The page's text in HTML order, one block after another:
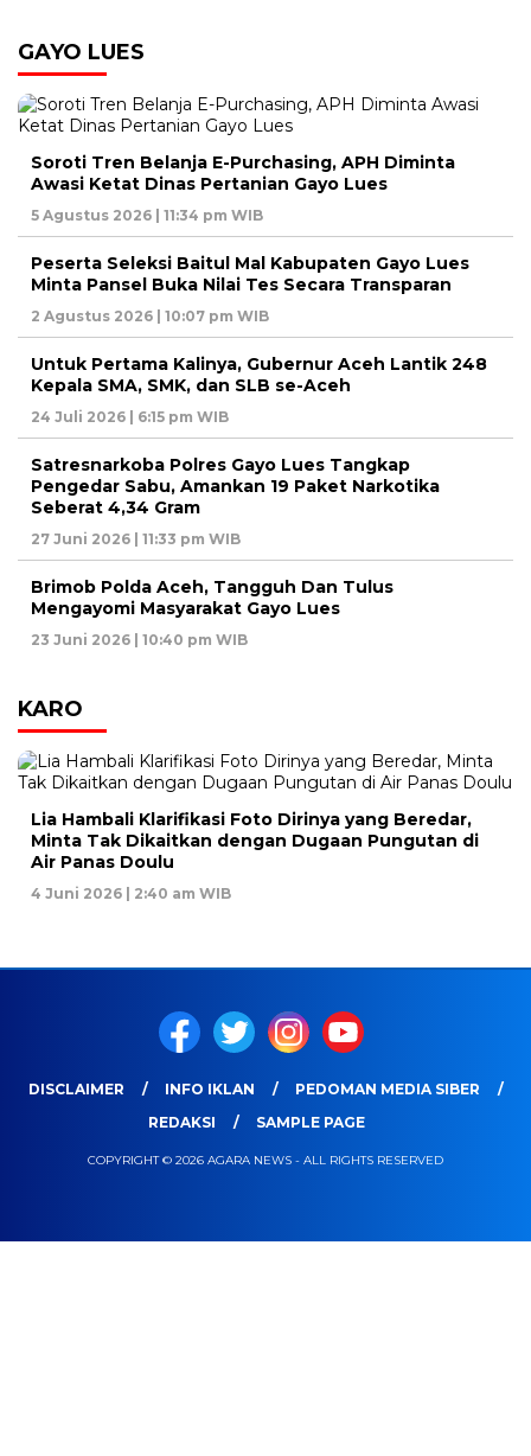
GAYO LUES
Soroti Tren Belanja E-Purchasing, APH Diminta
Awasi Ketat Dinas Pertanian Gayo Lues
5 Agustus 2026 | 11:34 pm WIB
Peserta Seleksi Baitul Mal Kabupaten Gayo Lues
Minta Pansel Buka Nilai Tes Secara Transparan
2 Agustus 2026 | 10:07 pm WIB
Untuk Pertama Kalinya, Gubernur Aceh Lantik 248
Kepala SMA, SMK, dan SLB se-Aceh
24 Juli 2026 | 6:15 pm WIB
Satresnarkoba Polres Gayo Lues Tangkap
Pengedar Sabu, Amankan 19 Paket Narkotika
Seberat 4,34 Gram
27 Juni 2026 | 11:33 pm WIB
Brimob Polda Aceh, Tangguh Dan Tulus
Mengayomi Masyarakat Gayo Lues
23 Juni 2026 | 10:40 pm WIB
KARO
Lia Hambali Klarifikasi Foto Dirinya yang Beredar,
Minta Tak Dikaitkan dengan Dugaan Pungutan di
Air Panas Doulu
4 Juni 2026 | 2:40 am WIB
DISCLAIMER INFO IKLAN
PEDOMAN MEDIA SIBER
REDAKSI
SAMPLE PAGE
COPYRIGHT © 2026 AGARA NEWS - ALL RIGHTS RESERVED